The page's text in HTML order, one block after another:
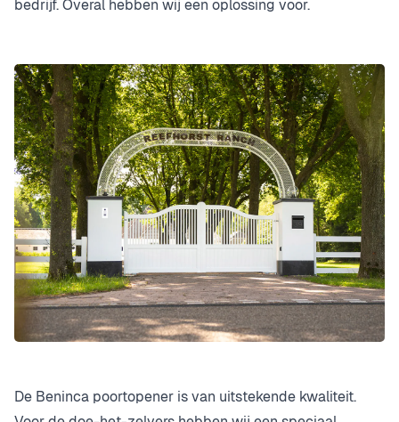
bedrijf. Overal hebben wij een oplossing voor.
De Beninca poortopener is van uitstekende kwaliteit.